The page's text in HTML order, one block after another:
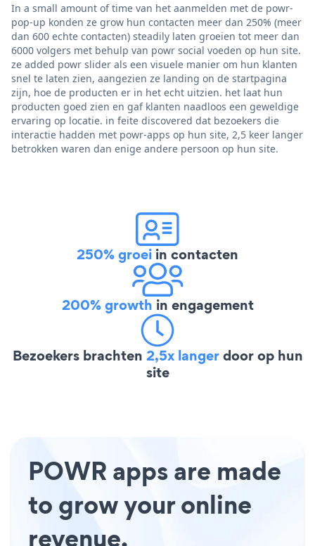
In a small amount of time van het aanmelden met de powr-
pop-up konden ze grow hun contacten meer dan 250% (meer
dan 600 echte contacten) steadily laten groeien tot meer dan
6000 volgers met behulp van powr social voeden op hun site.
ze added powr slider als een visuele manier om hun klanten
snel te laten zien, aangezien ze landing on de startpagina
zijn, hoe de producten er in het echt uitzien. het laat hun
producten goed zien en gaf klanten naadloos een geweldige
ervaring op locatie. in feite discovered dat bezoekers die
interactie hadden met powr-apps op hun site, 2,5 keer langer
betrokken waren dan enige andere persoon op hun site.
250% groei in contacten
200% growth in engagement
Bezoekers brachten 2,5x langerdoor op hun
site
POWR apps are made
to grow your online
revenue.